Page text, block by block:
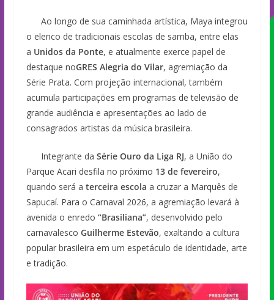
Ao longo de sua caminhada artística, Maya integrou
o elenco de tradicionais escolas de samba, entre elas
a Unidos da Ponte, e atualmente exerce papel de
destaque noGRES Alegria do Vilar, agremiação da
Série Prata. Com projeção internacional, também
acumula participações em programas de televisão de
grande audiência e apresentações ao lado de
consagrados artistas da música brasileira.
Integrante da Série Ouro da Liga RJ, a União do
Parque Acari desfila no próximo 13 de fevereiro,
quando será a terceira escola a cruzar a Marquês de
Sapucaí. Para o Carnaval 2026, a agremiação levará à
avenida o enredo “Brasiliana”, desenvolvido pelo
carnavalesco Guilherme Estevão, exaltando a cultura
popular brasileira em um espetáculo de identidade, arte
e tradição.